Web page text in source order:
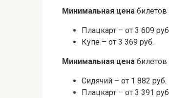
Минимальная цена билетов
Плацкарт – от 3 609
Купе – от 3 369 руб.
Минимальная цена билетов
Сидячий – от 1 882 руб.
Плацкарт – от 3 391